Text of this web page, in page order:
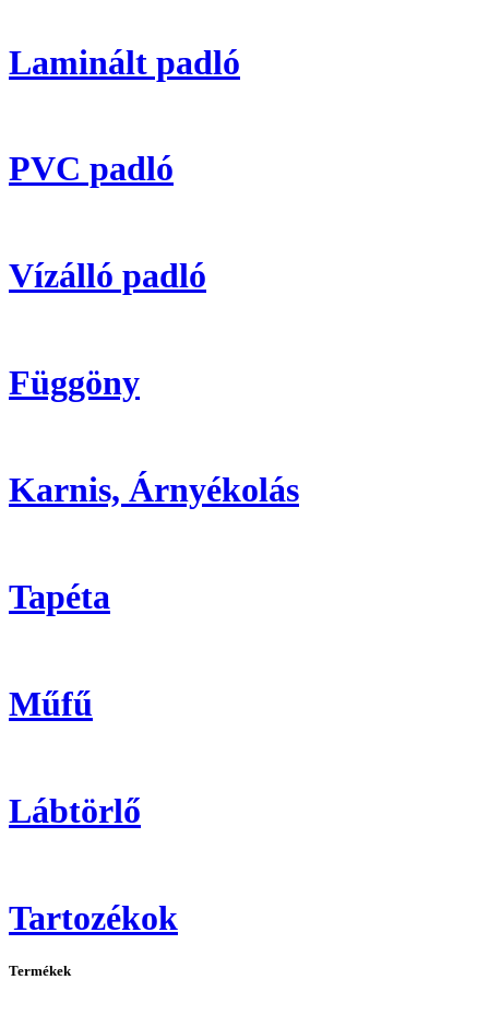
Laminált padló
PVC padló
Vízálló padló
Függöny
Karnis, Árnyékolás
Tapéta
Műfű
Lábtörlő
Tartozékok
Termékek